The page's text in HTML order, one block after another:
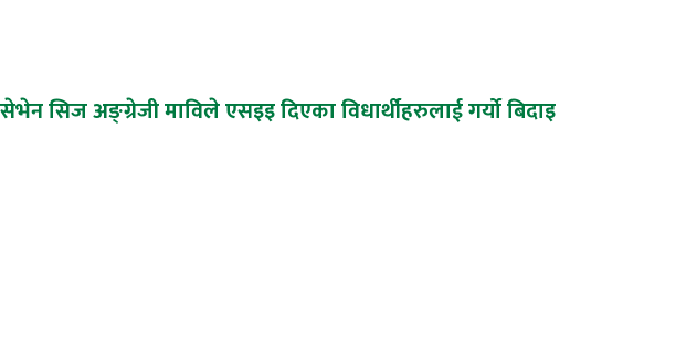
Post
सेभेन सिज अङ्ग्रेजी माविले एसइइ दिएका विधार्थीहरुलाई गर्यो बिदाइ